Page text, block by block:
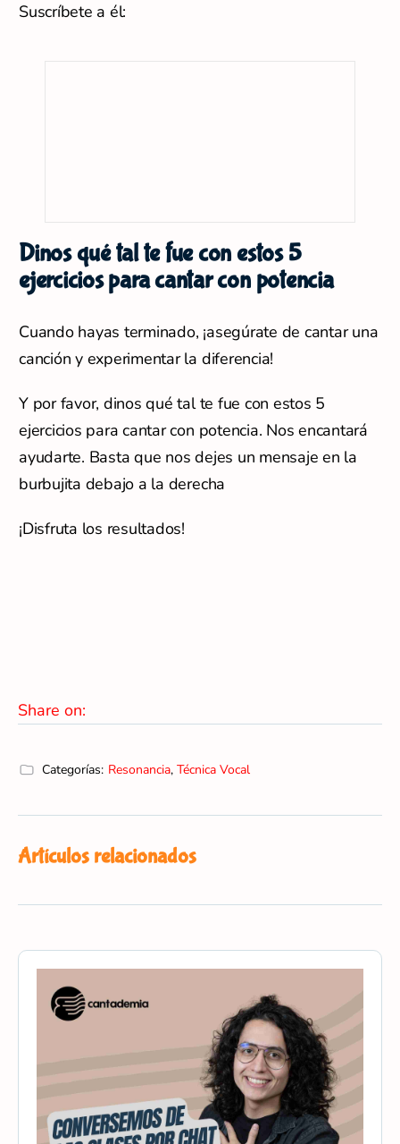
Suscríbete a él:
Dinos qué tal te fue con estos 5
ejercicios para cantar con potencia
Cuando hayas terminado, ¡asegúrate de cantar una
canción y experimentar la diferencia!
Y por favor, dinos qué tal te fue con estos 5
ejercicios para cantar con potencia. Nos encantará
ayudarte. Basta que nos dejes un mensaje en la
burbujita debajo a la derecha
¡Disfruta los resultados!
Share on:
Categorías: Resonancia, Técnica Vocal
Artículos relacionados